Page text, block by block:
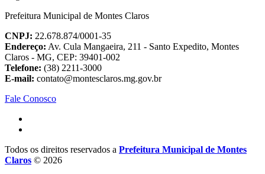
Prefeitura Municipal de Montes Claros
CNPJ: 22.678.874/0001-35
Endereço: Av. Cula Mangaeira, 211 - Santo Expedito, Montes
Claros - MG, CEP: 39401-002
Telefone: (38) 2211-3000
E-mail: contato@montesclaros.mg.gov.br
Fale Conosco
Todos os direitos reservados a Prefeitura Municipal de Montes
Claros © 2026